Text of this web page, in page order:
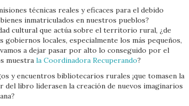
técnicas reales y eficaces para el debido
inmatriculados en nuestros pueblos?
cultural que actúa sobre el territorio rural, ¿de
gobiernos locales, especialmente los más pequeños,
a dejar pasar por alto lo conseguido por el
muestra la Coordinadora Recuperando?
y encuentros bibliotecarios rurales ¡que tomasen la
del libro liderasen la creación de nuevos imaginarios